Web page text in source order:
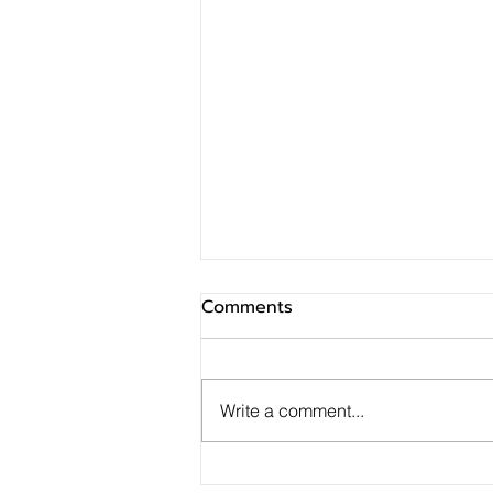
SINO ประกาศ Q2/69 ทำกำไร
Comments
Write a comment...